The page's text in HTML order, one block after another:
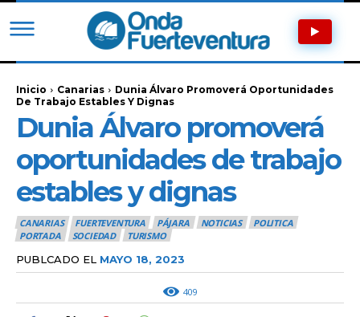
Inicio Canarias
Dunia Álvaro Promoverá Oportunidades
De Trabajo Estables Y Dignas
Dunia Álvaro promoverá
oportunidades de trabajo
estables y dignas
CANARIAS FUERTEVENTURA PÁJARA NOTICIAS
POLITICA
PORTADA
SOCIEDAD TURISMO
PUBLCADO EL MAYO 18, 2023
409